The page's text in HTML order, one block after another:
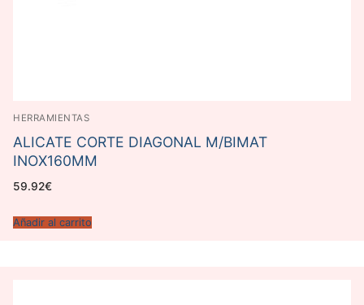
HERRAMIENTAS
ALICATE CORTE DIAGONAL M/BIMAT
INOX160MM
59.92€
Añadir al carrito